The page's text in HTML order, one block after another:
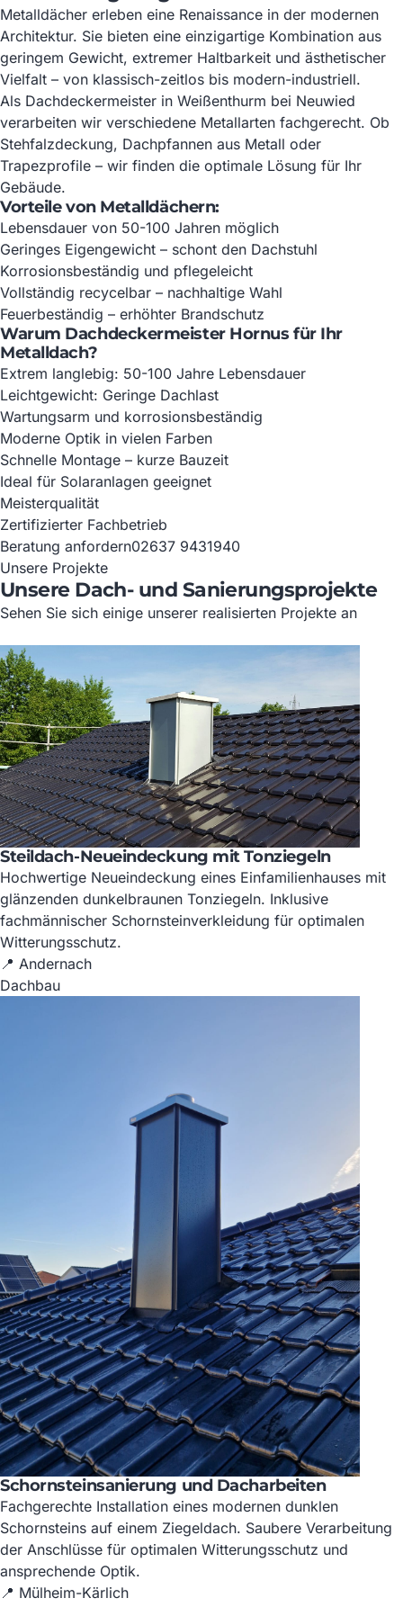
Metalldächer erleben eine Renaissance in der modernen
Architektur. Sie bieten eine einzigartige Kombination aus
geringem Gewicht, extremer Haltbarkeit und ästhetischer
Vielfalt – von klassisch-zeitlos bis modern-industriell.
Als Dachdeckermeister in Weißenthurm bei Neuwied
verarbeiten wir verschiedene Metallarten fachgerecht. Ob
Stehfalzdeckung, Dachpfannen aus Metall oder
Trapezprofile – wir finden die optimale Lösung für Ihr
Gebäude.
Vorteile von Metalldächern:
Lebensdauer von 50-100 Jahren möglich
Geringes Eigengewicht – schont den Dachstuhl
Korrosionsbeständig und pflegeleicht
Vollständig recycelbar – nachhaltige Wahl
Feuerbeständig – erhöhter Brandschutz
Warum Dachdeckermeister Hornus für Ihr
Metalldach?
Extrem langlebig: 50-100 Jahre Lebensdauer
Leichtgewicht: Geringe Dachlast
Wartungsarm und korrosionsbeständig
Moderne Optik in vielen Farben
Schnelle Montage – kurze Bauzeit
Ideal für Solaranlagen geeignet
Meisterqualität
Zertifizierter Fachbetrieb
Beratung anfordern02637 9431940
Unsere Projekte
Unsere Dach- und Sanierungsprojekte
Sehen Sie sich einige unserer realisierten Projekte an
Steildach-Neueindeckung mit Tonziegeln
Hochwertige Neueindeckung eines Einfamilienhauses mit
glänzenden dunkelbraunen Tonziegeln. Inklusive
fachmännischer Schornsteinverkleidung für optimalen
Witterungsschutz.
📍 Andernach
Dachbau
Schornsteinsanierung und Dacharbeiten
Fachgerechte Installation eines modernen dunklen
Schornsteins auf einem Ziegeldach. Saubere Verarbeitung
der Anschlüsse für optimalen Witterungsschutz und
ansprechende Optik.
📍 Mülheim-Kärlich